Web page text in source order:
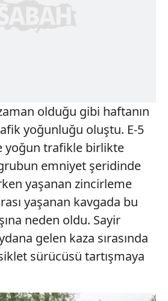
olduğu gibi haftanın
yoğunluğu oluştu. E-5
yoğun trafikle birlikte
emniyet şeridinde
yaşanan zincirleme
yaşanan kavgada bu
neden oldu. Sayir
gelen kaza sırasında
sürücüsü tartışmaya